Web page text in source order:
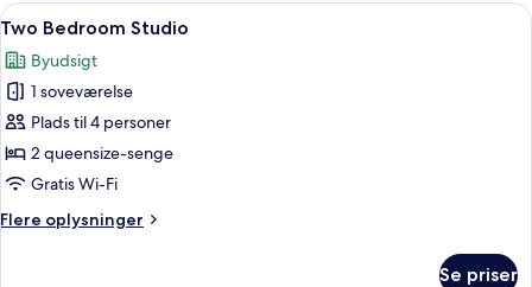
Indlæs
alle
billeder
af
Two
Bedroom
Studio
Et moderne hotelværelse med to
3
Two Bedroom Studio
Byudsigt
1 soveværelse
Plads til 4 personer
2 queensize-senge
Gratis Wi-Fi
Flere oplysninger
Flere
Se priser